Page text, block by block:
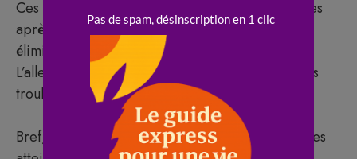
Ces symptômes peuvent durer plusieurs semaines
après l’arrêt du gluten, le temps que l’intestin
élimine totalement les traces de cette protéine.
L’allergie au blé, quant à elle, provoque aussi des
troubles cutanés et respiratoires.
Bref, la réaction immunitairechez les personnes